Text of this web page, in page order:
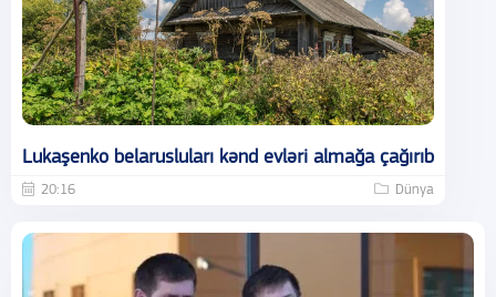
Lukaşenko belarusluları kənd evləri almağa çağırıb
20:16 Dünya